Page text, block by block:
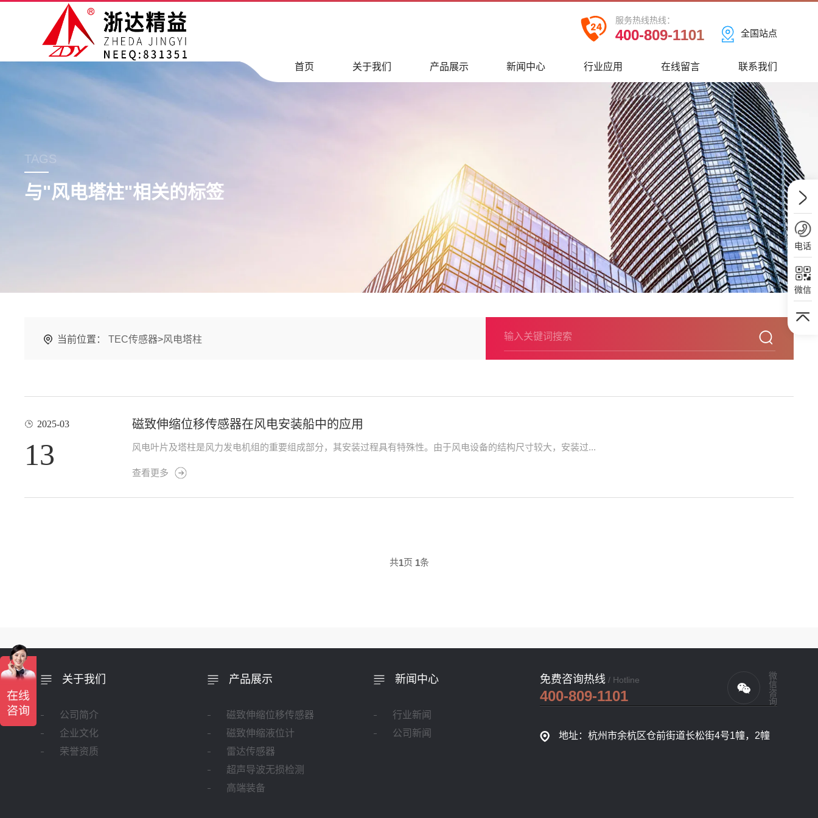
全国站点
服务热线热线：
400-809-1101
首页 关于我们 产品展示 新闻中心 行业应用 在线留言 联系我们
TAGS
与"风电塔柱"相关的标签
当前位置： TEC传感器>风电塔柱
2025-03
13
磁致伸缩位移传感器在风电安装船中的应用
风电叶片及塔柱是风力发电机组的重要组成部分，其安装过程具有特殊性。由于风电设备的结构尺寸较大，安装过...
查看更多
共1页 1条
免费咨询热线 / Hotline
400-809-1101 微信咨询
地址：杭州市余杭区仓前街道长松街4号1幢，2幢
关于我们
公司简介
企业文化
荣誉资质
产品展示
磁致伸缩位移传感器
磁致伸缩液位计
雷达传感器
超声导波无损检测
高端装备
新闻中心
行业新闻
公司新闻
电话
微信